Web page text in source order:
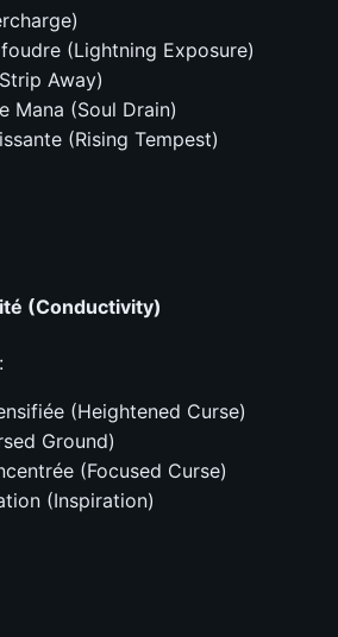
(Lightning Exposure)
Away)
Mana (Soul Drain)
(Rising Tempest)
(Conductivity)
(Heightened Curse)
Ground)
(Focused Curse)
(Inspiration)